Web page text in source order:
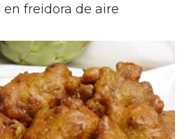
freidora de aire